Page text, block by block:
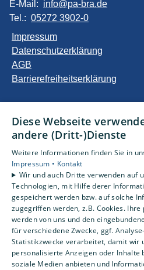
E-Mail: info@pa-bra.de
Tel.: 05272 3902-0
Impressum
Datenschutzerklärung
AGB
Barrierefreiheitserklärung
Privatkunden
Gewerbekunden
Karriere
Unternehmen
Kontakt
Um externe HTML-Inhalte
Ihre
Weitere Informationen
Diese Webseite
andere (Dritt-)Dienste
Weitere Informationen finden Sie in
Impressum • Kontakt
Wir und auch Dritte verwenden auf
Technologien, mit Hilfe derer
gespeichert werden bzw. auf solche
zugegriffen werden, z.B. Cookies.
werden von uns und den
für verschiedene Zwecke, ggf.
Statistikzwecke verarbeitet, damit wir
personalisierte Anzeigen oder Inhalte
soziale Medien anbieten und